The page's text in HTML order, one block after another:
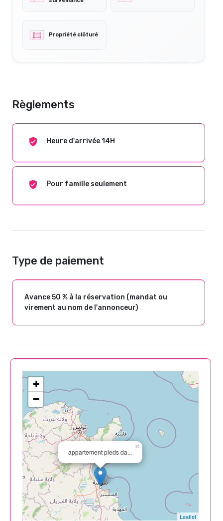
Propriété clôturé
Règlements
Heure d'arrivée 14H
Pour famille seulement
Type de paiement
Avance 50 % à la réservation (mandat ou
virement au nom de l'annonceur)
appartement pieds da...
×
+
−
Leaflet